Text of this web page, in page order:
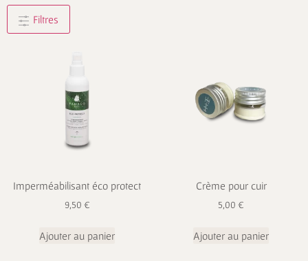
Filtres
Imperméabilisant éco protect
9,50 €
Ajouter au panier
Crème pour cuir
5,00 €
Ajouter au panier